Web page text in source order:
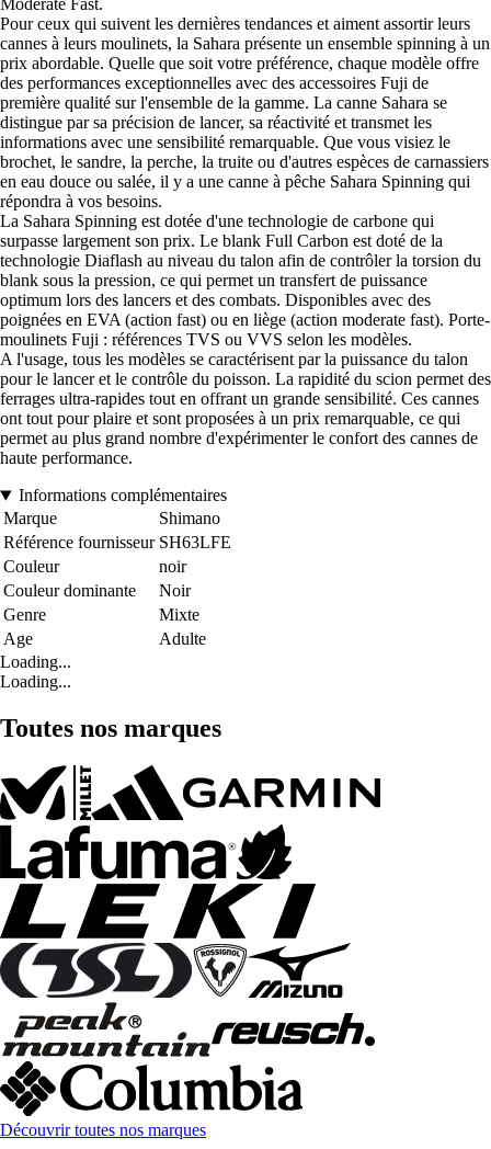
Moderate Fast.
Pour ceux qui suivent les dernières tendances et aiment assortir leurs
cannes à leurs moulinets, la Sahara présente un ensemble spinning à un
prix abordable. Quelle que soit votre préférence, chaque modèle offre
des performances exceptionnelles avec des accessoires Fuji de
première qualité sur l'ensemble de la gamme. La canne Sahara se
distingue par sa précision de lancer, sa réactivité et transmet les
informations avec une sensibilité remarquable. Que vous visiez le
brochet, le sandre, la perche, la truite ou d'autres espèces de carnassiers
en eau douce ou salée, il y a une canne à pêche Sahara Spinning qui
répondra à vos besoins.
La Sahara Spinning est dotée d'une technologie de carbone qui
surpasse largement son prix. Le blank Full Carbon est doté de la
technologie Diaflash au niveau du talon afin de contrôler la torsion du
blank sous la pression, ce qui permet un transfert de puissance
optimum lors des lancers et des combats. Disponibles avec des
poignées en EVA (action fast) ou en liège (action moderate fast). Porte-
moulinets Fuji : références TVS ou VVS selon les modèles.
A l'usage, tous les modèles se caractérisent par la puissance du talon
pour le lancer et le contrôle du poisson. La rapidité du scion permet des
ferrages ultra-rapides tout en offrant un grande sensibilité. Ces cannes
ont tout pour plaire et sont proposées à un prix remarquable, ce qui
permet au plus grand nombre d'expérimenter le confort des cannes de
haute performance.
Informations complémentaires
Marque
Shimano
Référence fournisseur SH63LFE
Couleur
noir
Couleur dominante
Noir
Genre
Mixte
Age
Adulte
Loading...
Loading...
Toutes nos marques
Découvrir toutes nos marques